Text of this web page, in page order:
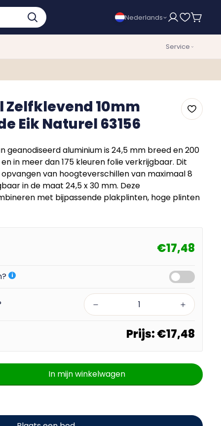
Nederlands
Service
10mm
Eik Naturel 63156
geanodiseerd aluminium is 24,5 mm breed en 200
in meer dan 175 kleuren folie verkrijgbaar. Dit
van hoogteverschillen van maximaal 8
in de maat 24,5 x 30 mm. Deze
met bijpassende plakplinten, hoge plinten
€17,48
i
Prijs:€17,48
In mijn winkelwagen